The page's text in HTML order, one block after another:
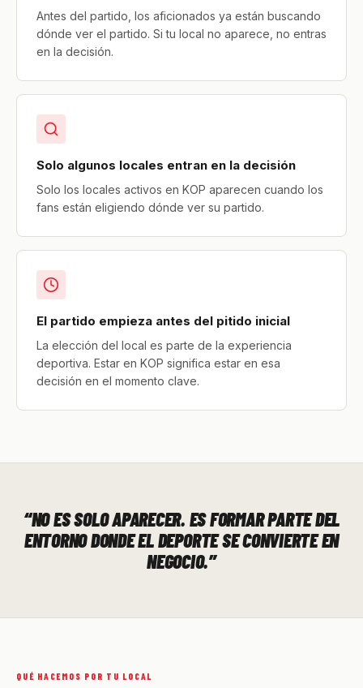
Antes del partido, los aficionados ya están buscando
dónde ver el partido. Si tu local no aparece, no entras
en la decisión.
Solo algunos locales entran en la decisión
Solo los locales activos en KOP aparecen cuando los
fans están eligiendo dónde ver su partido.
El partido empieza antes del pitido inicial
La elección del local es parte de la experiencia
deportiva. Estar en KOP significa estar en esa
decisión en el momento clave.
“NO ES SOLO APARECER. ES FORMAR PARTE DEL
ENTORNO DONDE EL DEPORTE SE CONVIERTE EN
NEGOCIO.”
QUÉ HACEMOS POR TU LOCAL